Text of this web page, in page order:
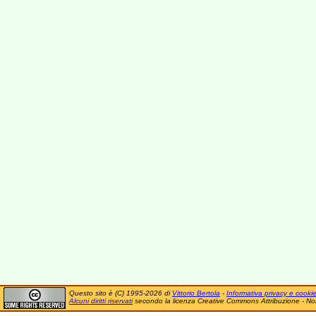
Questo sito è (C) 1995-2026 di Vittorio Bertola - Informativa privacy e cookie
Alcuni diritti riservatisecondo la licenza Creative Commons Attribuzione -